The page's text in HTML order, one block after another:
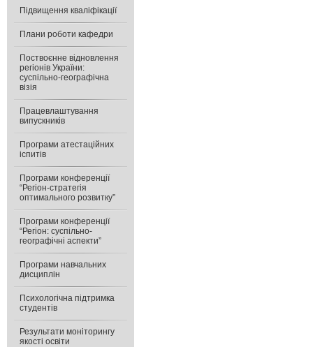
Підвищення кваліфікації
Плани роботи кафедри
Поствоєнне відновлення
регіонів України:
cуспільно-географічна
візія
Працевлаштування
випускників
Програми атестаційних
іспитів
Програми конференції
“Регіон-стратегія
оптимального розвитку”
Програми конференції
“Регіон: суспільно-
географічні аспекти”
Програми навчальних
дисциплін
Психологічна підтримка
студентів
Результати моніторингу
якості освіти